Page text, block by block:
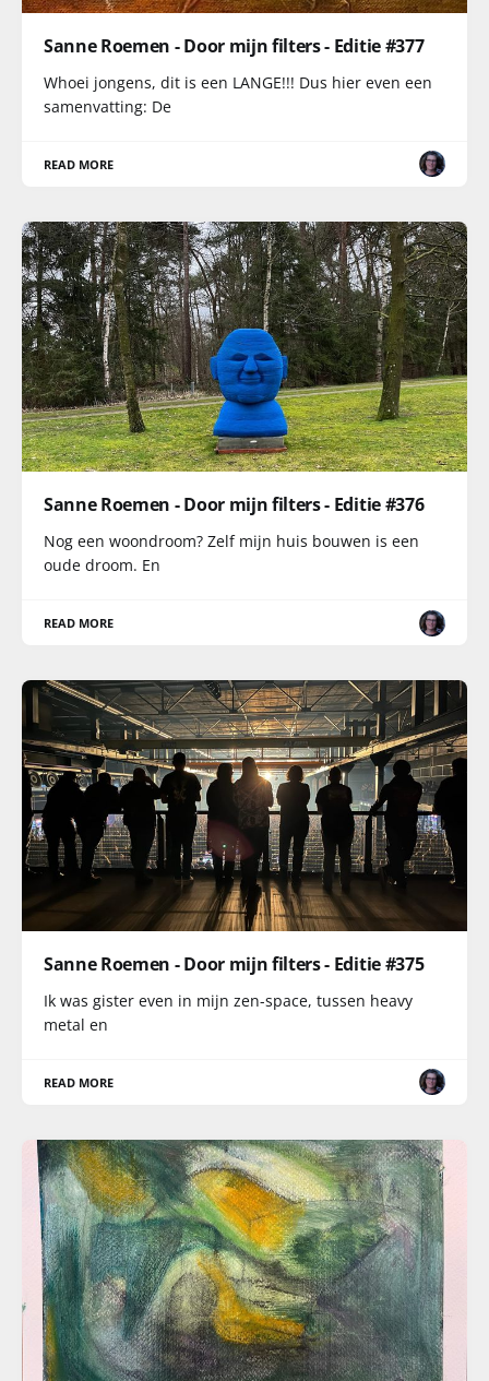
Sanne Roemen - Door mijn filters - Editie #377
Whoei jongens, dit is een LANGE!!! Dus hier even een
samenvatting: De
READ MORE
Sanne Roemen - Door mijn filters - Editie #376
Nog een woondroom? Zelf mijn huis bouwen is een
oude droom. En
READ MORE
Sanne Roemen - Door mijn filters - Editie #375
Ik was gister even in mijn zen-space, tussen heavy
metal en
READ MORE